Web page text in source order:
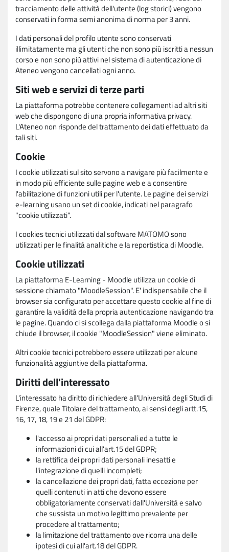
tracciamento delle attività dell'utente (log storici) vengono
conservati in forma semi anonima di norma per 3 anni.
I dati personali del profilo utente sono conservati
illimitatamente ma gli utenti che non sono più iscritti a nessun
corso e non sono più attivi nel sistema di autenticazione di
Ateneo vengono cancellati ogni anno.
Siti web e servizi di terze parti
La piattaforma potrebbe contenere collegamenti ad altri siti
web che dispongono di una propria informativa privacy.
L'Ateneo non risponde del trattamento dei dati effettuato da
tali siti.
Cookie
I cookie utilizzati sul sito servono a navigare più facilmente e
in modo più efficiente sulle pagine web e a consentire
l'abilitazione di funzioni utili per l'utente. Le pagine dei servizi
e-learning usano un set di cookie, indicati nel paragrafo
"cookie utilizzati".
I cookies tecnici utilizzati dal software MATOMO sono
utilizzati per le finalità analitiche e la reportistica di Moodle.
Cookie utilizzati
La piattaforma E-Learning - Moodle utilizza un cookie di
sessione chiamato "MoodleSession". E' indispensabile che il
browser sia configurato per accettare questo cookie al fine di
garantire la validità della propria autenticazione navigando tra
le pagine. Quando ci si scollega dalla piattaforma Moodle o si
chiude il browser, il cookie "MoodleSession" viene eliminato.
Altri cookie tecnici potrebbero essere utilizzati per alcune
funzionalità aggiuntive della piattaforma.
Diritti dell'interessato
L'interessato ha diritto di richiedere all'Università degli Studi di
Firenze, quale Titolare del trattamento, ai sensi degli artt.15,
16, 17, 18, 19 e 21 del GDPR:
l'accesso ai propri dati personali ed a tutte le
informazioni di cui all'art.15 del GDPR;
la rettifica dei propri dati personali inesatti e
l'integrazione di quelli incompleti;
la cancellazione dei propri dati, fatta eccezione per
quelli contenuti in atti che devono essere
obbligatoriamente conservati dall'Università e salvo
che sussista un motivo legittimo prevalente per
procedere al trattamento;
la limitazione del trattamento ove ricorra una delle
ipotesi di cui all'art.18 del GDPR.